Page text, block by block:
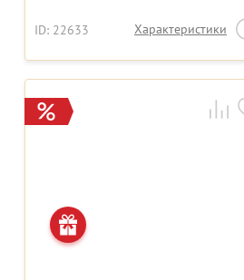
ID: 22633 Характеристики